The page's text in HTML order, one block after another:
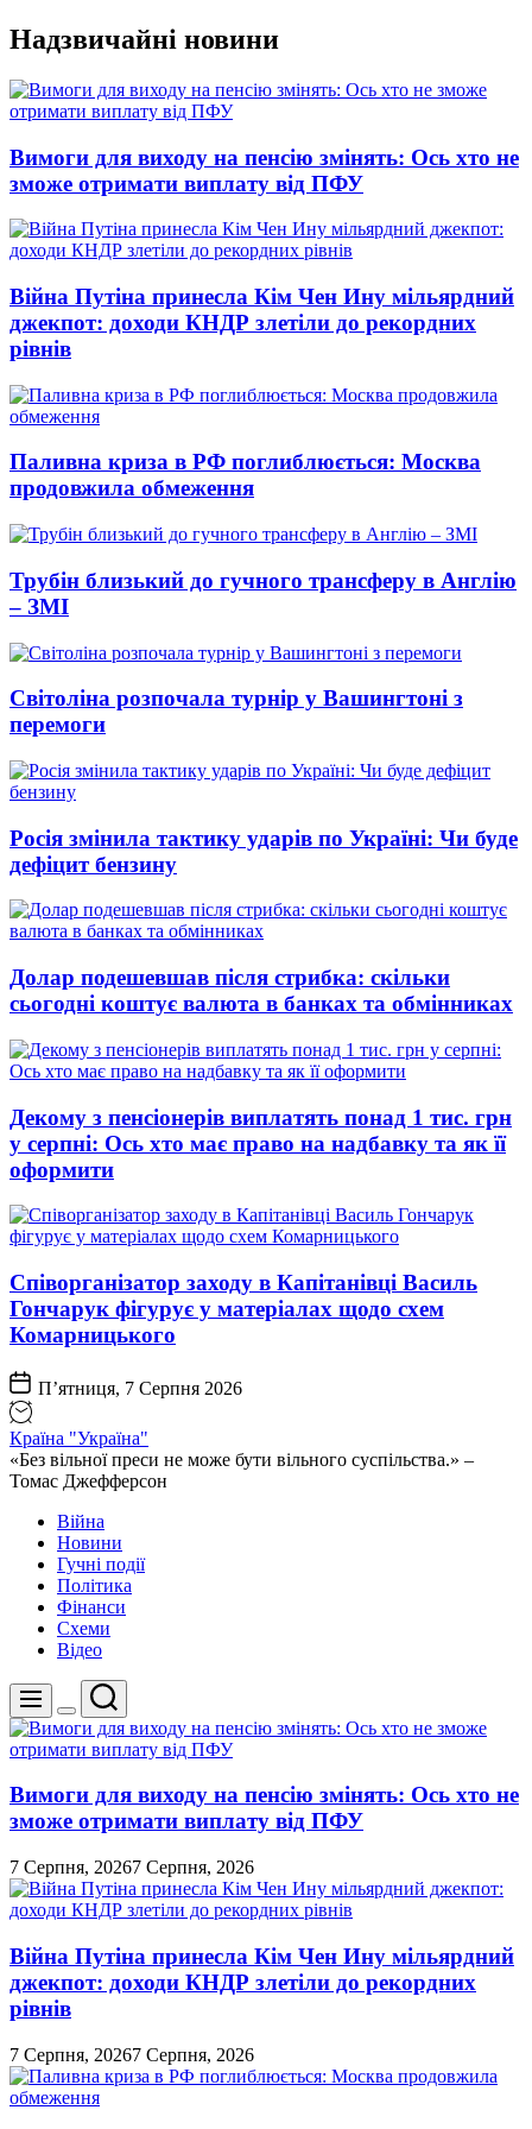
Перейти
до
вмісту
Надзвичайні новини
Вимоги для виходу на пенсію змінять: Ось хто не
зможе отримати виплату від ПФУ
Війна Путіна принесла Кім Чен Ину мільярдний
джекпот: доходи КНДР злетіли до рекордних
рівнів
Паливна криза в РФ поглиблюється: Москва
продовжила обмеження
Трубін близький до гучного трансферу в Англію
– ЗМІ
Світоліна розпочала турнір у Вашингтоні з
перемоги
Росія змінила тактику ударів по Україні: Чи буде
дефіцит бензину
Долар подешевшав після стрибка: скільки
сьогодні коштує валюта в банках та обмінниках
Декому з пенсіонерів виплатять понад 1 тис. грн
у серпні: Ось хто має право на надбавку та як її
оформити
Співорганізатор заходу в Капітанівці Василь
Гончарук фігурує у матеріалах щодо схем
Комарницького
П’ятниця, 7 Серпня 2026
Країна "Україна"
«Без вільної преси не може бути вільного суспільства.» –
Томас Джефферсон
Війна
Новини
Гучні події
Політика
Фінанси
Схеми
Відео
Меню
Перемикач
кольорового
режиму
Пошук
Вимоги для виходу на пенсію змінять: Ось хто не
зможе отримати виплату від ПФУ
7 Серпня, 20267 Серпня, 2026
Війна Путіна принесла Кім Чен Ину мільярдний
джекпот: доходи КНДР злетіли до рекордних
рівнів
7 Серпня, 20267 Серпня, 2026